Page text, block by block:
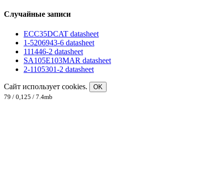
Случайные записи
ECC35DCAT datasheet
1-5206943-6 datasheet
111446-2 datasheet
SA105E103MAR datasheet
2-1105301-2 datasheet
Сайт использует cookies.
OK
79 / 0,125 / 7.4mb